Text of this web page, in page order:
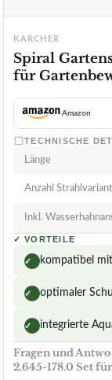
KARCHER
Spiral
für
Amazon
TECHNISCHE
Länge
Anzahl
Inkl.
✓ VORTEILE
✓ kompatibel
✓ optimaler
✓ integrierte
Fragen und
2.645-178.0 Set